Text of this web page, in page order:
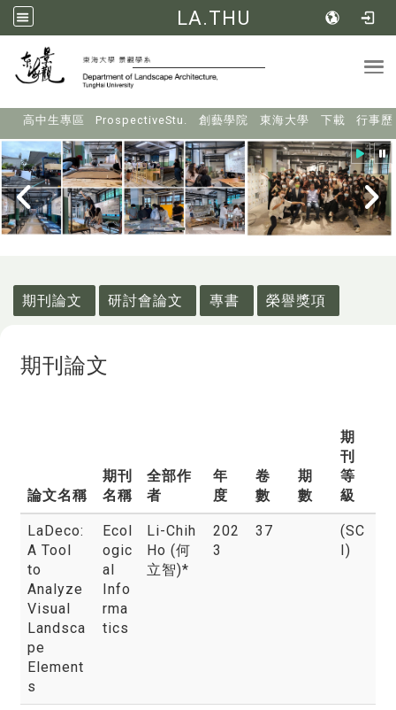
LA.THU
高中生專區 ProspectiveStu. 創藝學院 東海大學 下載 行事歷
期刊論文
研討會論文 專書 榮譽獎項
期刊論文
論文名稱
期刊
名稱
全部作
者
年
度
卷
數
期
數
期
刊
等
級
LaDeco:
A Tool
to
Analyze
Visual
Landsca
pe
Element
s
Ecol
ogic
al
Info
rma
tics
Li-Chih
Ho (何
立智)*
202
3
37
(SC
I)